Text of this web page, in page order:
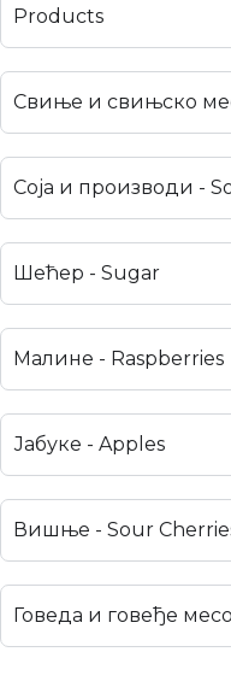
Products
Свиње и свињско
Соја и производи -
Шећер - Sugar
Малине - Raspberries
Јабуке - Apples
Вишње - Sour
Говеда и говеђе